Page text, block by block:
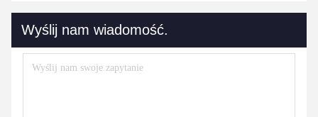
Wyślij nam wiadomość.